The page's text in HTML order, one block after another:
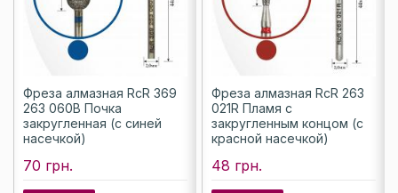
Фреза алмазная RcR 369
263 060B Почка
закругленная (с синей
насечкой)
70 грн.
Фреза алмазная RcR 263
021R Пламя с
закругленным концом (с
красной насечкой)
48 грн.